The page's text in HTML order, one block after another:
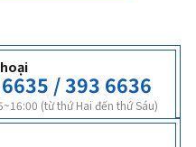
/ 393 6636
(từ thứ Hai đến thứ Sáu)